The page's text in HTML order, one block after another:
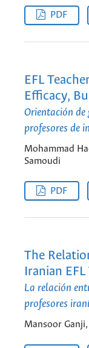
PDF
EFL
Efficacy,
Orientación
profesores de
Mohammad
Samoudi
PDF
The
Iranian
La relación
profesores
Mansoor Ganji,